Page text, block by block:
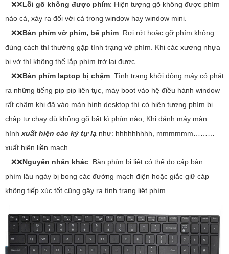
❌❌Lỗi gõ không được phím: Hiện tượng gõ không được phím
nào cả, xảy ra đối với cả trong window hay window mini.
❌❌Bàn phím vỡ phím, bể phím: Rơi rớt hoặc gỡ phím không
đúng cách thì thường gặp tình trạng vở phím. Khi các xương nhựa
bị vở thì không thể lắp phím trở lại được.
❌❌Bàn phím laptop bị chậm: Tình trạng khởi động máy có phát
ra những tiếng pip pip liên tục, máy boot vào hệ điều hành window
rất chậm khi đã vào màn hình desktop thì có hiện tượng phím bị
chập tự chạy dù không gõ bất kì phím nào, Khi đánh máy màn
hình xuất hiện các ký tự lạ như: hhhhhhhhh, mmmmmm………
xuất hiện liền mạch.
❌❌Nguyên nhân khác: Bàn phím bị liệt có thể do cáp bàn
phím lâu ngày bị bong các đường mạch điện hoặc giắc giữ cáp
không tiếp xúc tốt cũng gây ra tình trạng liệt phím.